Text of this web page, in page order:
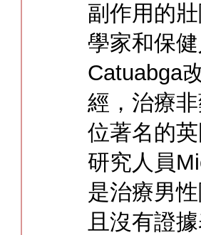
副作用的
學家和保
Catuabga
經，治療
位著名的
研究人員
是治療男
且沒有證